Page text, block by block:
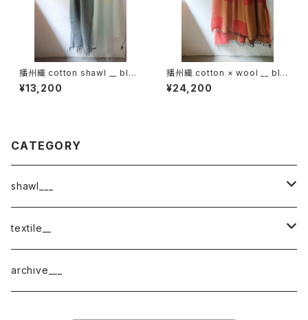
播州織 cotton shawl __ bloc
k 220-120 月鏡KW
¥13,200
播州織 cotton × wool __ blo
ck 220-120 鬼灯GK
¥24,200
CATEGORY
shawl___
cotton
border
cotton × wool
textile__
織物
archive___